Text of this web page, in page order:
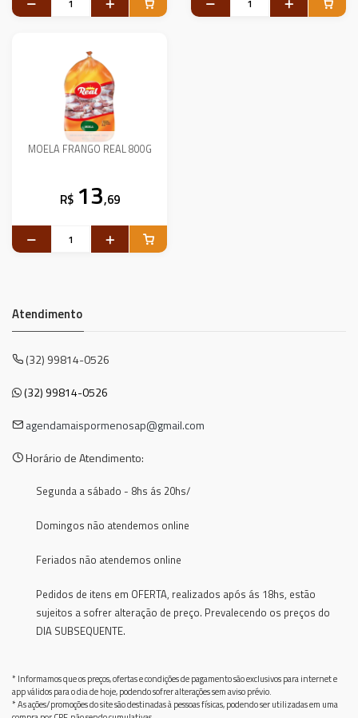
MOELA FRANGO REAL 800G
R$ 13,69
Atendimento
(32) 99814-0526
(32) 99814-0526
agendamaispormenosap@gmail.com
Horário de Atendimento:
Segunda a sábado - 8hs ás 20hs/
Domingos não atendemos online
Feriados não atendemos online
Pedidos de itens em OFERTA, realizados após ás 18hs, estão
sujeitos a sofrer alteração de preço. Prevalecendo os preços do
DIA SUBSEQUENTE.
* Informamos que os preços, ofertas e condições de pagamento são exclusivos para internet e
app válidos para o dia de hoje, podendo sofrer alterações sem aviso prévio.
* As ações/promoções do site são destinadas à pessoas físicas, podendo ser utilizadas em uma